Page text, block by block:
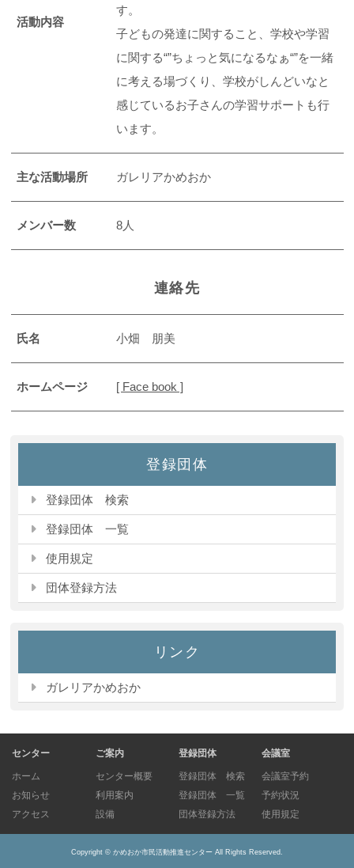
活動内容
す。
子どもの発達に関すること、学校や学習
に関する“”ちょっと気になるなぁ“”を一緒
に考える場づくり、学校がしんどいなと
感じているお子さんの学習サポートも行
います。
主な活動場所 ガレリアかめおか
メンバー数 8人
連絡先
氏名 小畑 朋美
ホームページ [ Face book ]
登録団体
登録団体 検索
登録団体 一覧
使用規定
団体登録方法
リンク
ガレリアかめおか
センター
ホーム
お知らせ
アクセス
ご案内
センター概要
利用案内
設備
登録団体
登録団体 検索
登録団体 一覧
団体登録方法
会議室
会議室予約
予約状況
使用規定
Copyright © かめおか市民活動推進センター All Rights Reserved.